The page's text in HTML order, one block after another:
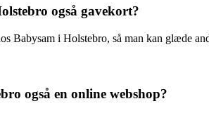
også gavekort?
Babysam i Holstebro, så man kan glæde
også en online webshop?